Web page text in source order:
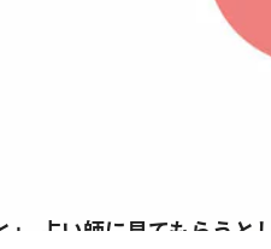
」 占い師に見てもらうと